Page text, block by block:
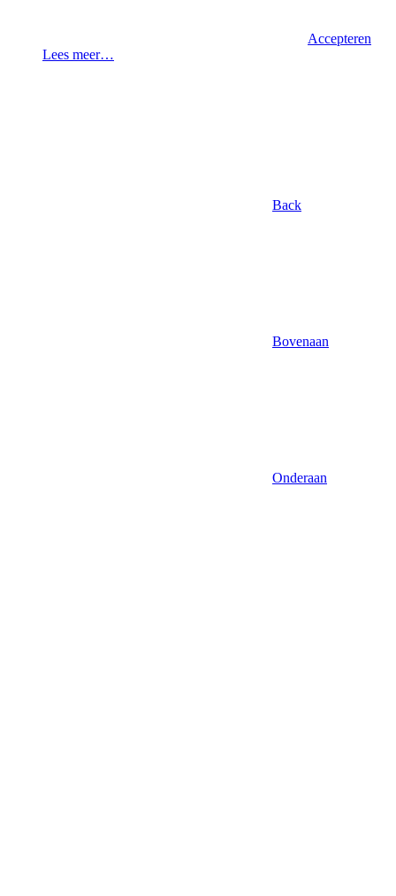
Accepteren
Lees meer…
Back
Bovenaan
Onderaan